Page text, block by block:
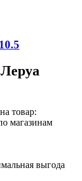
товар:
магазинам
выгода